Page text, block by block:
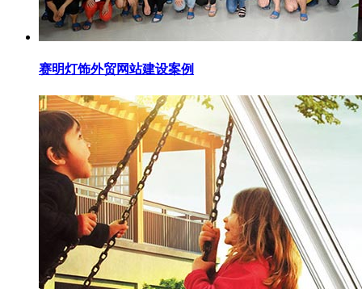
赛明灯饰外贸网站建设案例